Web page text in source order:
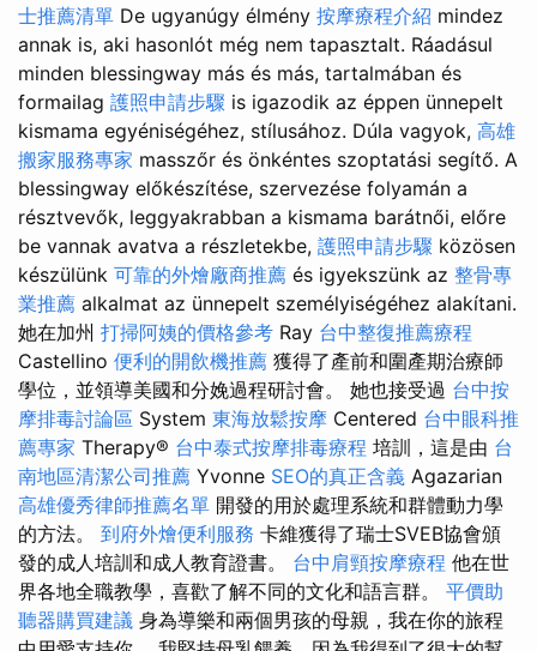
士推薦清單 De ugyanúgy élmény 按摩療程介紹 mindez
annak is, aki hasonlót még nem tapasztalt. Ráadásul
minden blessingway más és más, tartalmában és
formailag 護照申請步驟 is igazodik az éppen ünnepelt
kismama egyéniségéhez, stílusához. Dúla vagyok, 高雄
搬家服務專家 masszőr és önkéntes szoptatási segítő. A
blessingway előkészítése, szervezése folyamán a
résztvevők, leggyakrabban a kismama barátnői, előre
be vannak avatva a részletekbe, 護照申請步驟 közösen
készülünk 可靠的外燴廠商推薦 és igyekszünk az 整骨專
業推薦 alkalmat az ünnepelt személyiségéhez alakítani.
她在加州 打掃阿姨的價格參考 Ray 台中整復推薦療程
Castellino 便利的開飲機推薦 獲得了產前和圍產期治療師
學位，並領導美國和分娩過程研討會。 她也接受過 台中按
摩排毒討論區 System 東海放鬆按摩 Centered 台中眼科推
薦專家 Therapy® 台中泰式按摩排毒療程 培訓，這是由 台
南地區清潔公司推薦 Yvonne SEO的真正含義 Agazarian
高雄優秀律師推薦名單 開發的用於處理系統和群體動力學
的方法。 到府外燴便利服務 卡維獲得了瑞士SVEB協會頒
發的成人培訓和成人教育證書。 台中肩頸按摩療程 他在世
界各地全職教學，喜歡了解不同的文化和語言群。 平價助
聽器購買建議 身為導樂和兩個男孩的母親，我在你的旅程